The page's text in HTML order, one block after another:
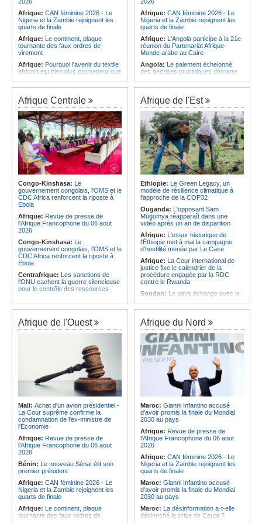
Afrique: CAN féminine 2026 - Le
Nigeria et la Zambie rejoignent les
quarts de finale
Afrique: Le continent, plaque
tournante des faux ordres de
virement
Afrique: Pourquoi l'avenir du textile
africain est bien plus prometteur que
Afrique:Les Africains en première
ligne face à la crise de la biodiversité
Afrique:L'essor historique de
l'Éthiopie met à mal la campagne
d'hostilité menée par Le Caire
Afrique:La Cour international de
justice fixe le calendrier de la
procédure engagée par la RDC
contre le Rwanda
Afrique:Visite du Président de la
République et de la Première Dame
à Yamoussoukro
Afrique:Le Forum de
l'entrepreneuriat de Sept Afrique se
veut une plateforme de mobilisation
des investissements
Afrique: CAN féminine 2026 - Le
Nigeria et la Zambie rejoignent les
quarts de finale
Afrique: L'Angola participe à la 21e
réunion du Partenariat Afrique-
Monde arabe au Caire
Angola: Le paiement échelonné
des services touristiques démarre
Angola:Jiu-jitsu - Le pays
décroche une troisième médaille à
Abou Dabi
Afrique:Ju-Jitsu - La délégation
angolaise reçue par l'ambassadeur
d'Angola aux Émirats arabes unis
Angola:Une expédition automobile
favorise le tourisme à Humpata
Angola:La WAS-AC souhaite
collaborer avec le pays pour
stimuler l'aquaculture
Afrique:Un groupe parlementaire
se penche sur le rôle des femmes
dans l'interaction avec les
communautés
Afrique Centrale
Congo-Kinshasa: Le
gouvernement congolais, l'OMS et le
CDC Africa renforcent la riposte à
Ebola
Afrique: Revue de presse de
l'Afrique Francophone du 06 aout
2026
Congo-Kinshasa: Le
gouvernement congolais, l'OMS et le
CDC Africa renforcent la riposte à
Ebola
Centrafrique: Les sanctions de
l'ONU cachent la guerre silencieuse
pour le contrôle des ressources
Afrique:La Cour international de
justice fixe le calendrier de la
Visite du Président de la
République et de la Première Dame
à Yamoussoukro
Afrique:L'Angola participe à la 21e
réunion du Partenariat Afrique-
Monde arabe au Caire
Congo-Kinshasa:Ebola - Contre le
variant Bundibugyo, plusieurs
essais lancés mais aucun traitement
Cameroun:Plusieurs
ressortissants expulsés des États-
pays
Afrique de l'Est
Ethiopie: Le Green Legacy, un
modèle de résilience climatique à
l'approche de la COP32
Ouganda: L'opposant Sam
Mugumya réapparaît dans une
vidéo après un an de disparition
Afrique: L'essor historique de
l'Éthiopie met à mal la campagne
d'hostilité menée par Le Caire
Afrique: La Cour international de
justice fixe le calendrier de la
procédure engagée par la RDC
contre le Rwanda
Soudan: Le pays échange avec le
Afrique:L'Éthiopie accueillera la
76e session du Comité régional de
l'OMS pour le continent
Kenya:Une nouvelle récolte
d'espoir - Le coton Bt relance la
filière cotonnière à Lamu
Ile Maurice:
Alpine Challenge - Une
claque magistrale aux Racing
Ile Maurice:Pas de libération sous
caution pour Seewoo et Deoojee, la
FCC craint une interférence avec
les témoins
Ile Maurice:Kreol Morisien - Un
débat sans voix dissidente
Afrique de l'Ouest
Mali: Achat d'un avion présidentiel -
La Cour suprême confirme la
condamnation de l'ex-ministre de
l'Économie
Afrique: Revue de presse de
l'Afrique Francophone du 06 aout
2026
Bénin: Le nouveau Sénat élit son
premier président
Afrique: CAN féminine 2026 - Le
Nigeria et la Zambie rejoignent les
quarts de finale
Afrique: Le continent, plaque
tournante des faux ordres de
Afrique du Nord
Maroc: Gianni Infantino accusé
d'avoir promis la finale du Mondial
2030 au pays
Afrique: Revue de presse de
l'Afrique Francophone du 06 aout
2026
Afrique: CAN féminine 2026 - Le
Nigeria et la Zambie rejoignent les
quarts de finale
Maroc: Gianni Infantino accusé
d'avoir promis la finale du Mondial
2030 au pays
Maroc: La désinformation a-t-elle
déclenché la crise de Ceuta ?